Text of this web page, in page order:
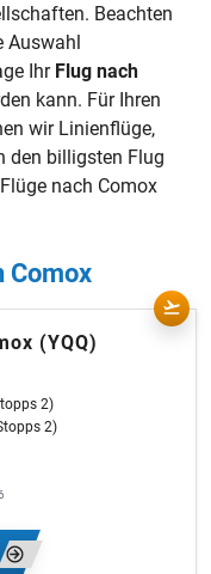
Beachten
Auswahl
Ihr Flug nach
kann. Für Ihren
wir Linienflüge,
den billigsten Flug
nach Comox
Comox
(YQQ)
2)
2)